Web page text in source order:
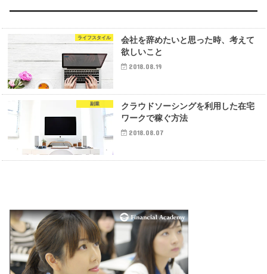
ライフスタイル
会社を辞めたいと思った時、考えて
欲しいこと
2018.08.19
副業
クラウドソーシングを利用した在宅
ワークで稼ぐ方法
2018.08.07